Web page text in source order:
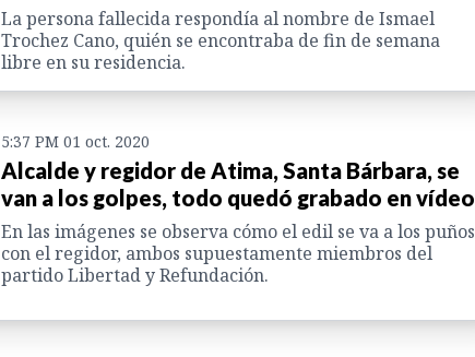
La persona fallecida respondía al nombre de Ismael
Trochez Cano, quién se encontraba de fin de semana
libre en su residencia.
5:37 PM 01 oct. 2020
Alcalde y regidor de Atima, Santa Bárbara, se
van a los golpes, todo quedó grabado en vídeo
En las imágenes se observa cómo el edil se va a los puños
con el regidor, ambos supuestamente miembros del
partido Libertad y Refundación.